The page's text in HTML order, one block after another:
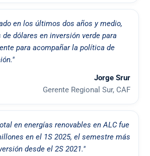
en los últimos dos años y medio,
dólares en inversión verde para
para acompañar la política de
Jorge Srur
Gerente Regional Sur, CAF
en energías renovables en ALC fue
en el 1S 2025, el semestre más
desde el 2S 2021."